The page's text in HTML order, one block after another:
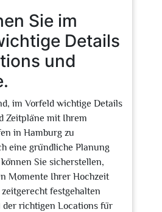
Sie im
Details
und
im Vorfeld wichtige Details
Zeitpläne mit Ihrem
in Hamburg zu
eine gründliche Planung
Sie sicherstellen,
Momente Ihrer Hochzeit
festgehalten
der richtigen Locations für